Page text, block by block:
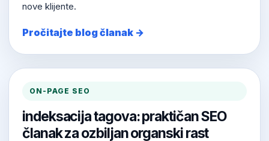
nove klijente.
Pročitajte blog članak →
ON-PAGE SEO
indeksacija tagova: praktičan SEO
članak za ozbiljan organski rast